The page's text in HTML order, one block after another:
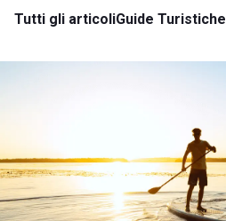
Tutti gli articoliGuide Turistiche